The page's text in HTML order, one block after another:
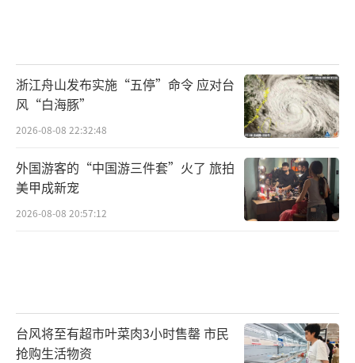
浙江舟山发布实施“五停”命令 应对台
风“白海豚”
2026-08-08 22:32:48
外国游客的“中国游三件套”火了 旅拍
美甲成新宠
2026-08-08 20:57:12
台风将至有超市叶菜肉3小时售罄 市民
抢购生活物资